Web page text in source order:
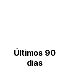
Últimos 90
días